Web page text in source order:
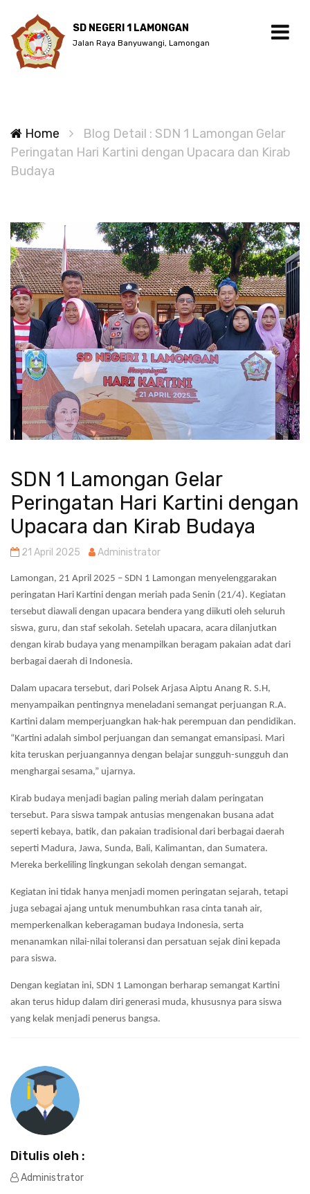
SD NEGERI 1 LAMONGAN
Jalan Raya Banyuwangi, Lamongan
Home
Blog Detail : SDN 1 Lamongan Gelar
Peringatan Hari Kartini dengan Upacara dan Kirab
Budaya
SDN 1 Lamongan Gelar
Peringatan Hari Kartini dengan
Upacara dan Kirab Budaya
21 April 2025 Administrator
Lamongan, 21 April 2025 – SDN 1 Lamongan menyelenggarakan
peringatan Hari Kartini dengan meriah pada Senin (21/4). Kegiatan
tersebut diawali dengan upacara bendera yang diikuti oleh seluruh
siswa, guru, dan staf sekolah. Setelah upacara, acara dilanjutkan
dengan kirab budaya yang menampilkan beragam pakaian adat dari
berbagai daerah di Indonesia.
Dalam upacara tersebut, dari Polsek Arjasa Aiptu Anang R. S.H,
menyampaikan pentingnya meneladani semangat perjuangan R.A.
Kartini dalam memperjuangkan hak-hak perempuan dan pendidikan.
“Kartini adalah simbol perjuangan dan semangat emansipasi. Mari
kita teruskan perjuangannya dengan belajar sungguh-sungguh dan
menghargai sesama,” ujarnya.
Kirab budaya menjadi bagian paling meriah dalam peringatan
tersebut. Para siswa tampak antusias mengenakan busana adat
seperti kebaya, batik, dan pakaian tradisional dari berbagai daerah
seperti Madura, Jawa, Sunda, Bali, Kalimantan, dan Sumatera.
Mereka berkeliling lingkungan sekolah dengan semangat.
Kegiatan ini tidak hanya menjadi momen peringatan sejarah, tetapi
juga sebagai ajang untuk menumbuhkan rasa cinta tanah air,
memperkenalkan keberagaman budaya Indonesia, serta
menanamkan nilai-nilai toleransi dan persatuan sejak dini kepada
para siswa.
Dengan kegiatan ini, SDN 1 Lamongan berharap semangat Kartini
akan terus hidup dalam diri generasi muda, khususnya para siswa
yang kelak menjadi penerus bangsa.
Ditulis oleh :
Administrator